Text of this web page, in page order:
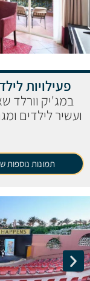
פעילויות
במג'יק וורלד
ועשיר לילדים
תמונות נוספות